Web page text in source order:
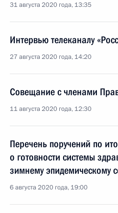
31 августа 2020 года, 13:35
Интервью телеканалу
27 августа 2020 года, 14:20
Совещание с членами
11 августа 2020 года, 12:30
Перечень поручений по
о готовности системы
зимнему эпидемическому
6 августа 2020 года, 19:00